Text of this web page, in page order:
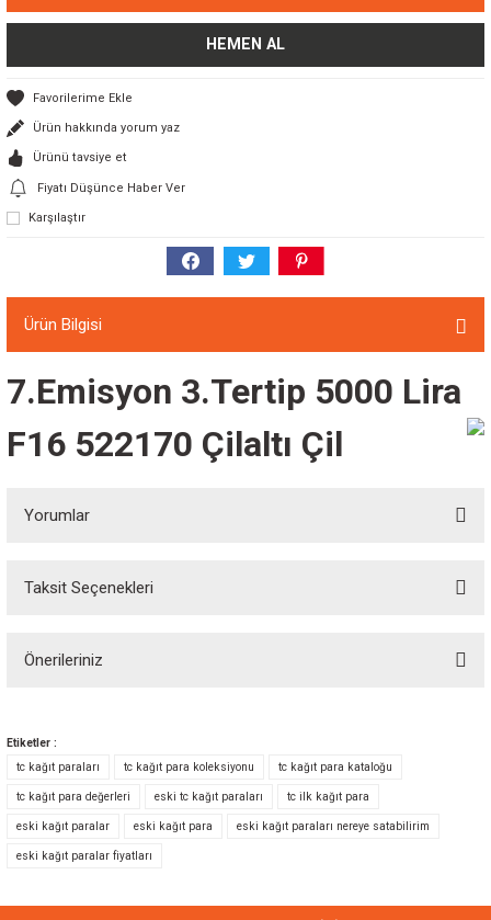
HEMEN AL
Ürün hakkında yorum yaz
Ürünü tavsiye et
Fiyatı Düşünce Haber Ver
Karşılaştır
Ürün Bilgisi
7.Emisyon 3.Tertip 5000 Lira
F16 522170 Çilaltı Çil
Yorumlar
Taksit Seçenekleri
Önerileriniz
Görüş ve önerileriniz için teşekkür ederiz.
Ürün resmi kalitesiz, bozuk veya görüntülenemiyor.
Ürün açıklamasında eksik bilgiler bulunuyor.
Etiketler :
tc kağıt paraları
tc kağıt para koleksiyonu tc kağıt para kataloğu
tc kağıt para değerleri eski tc kağıt paraları tc ilk kağıt para
eski kağıt paralar eski kağıt para eski kağıt paraları nereye satabilirim
eski kağıt paralar fiyatları